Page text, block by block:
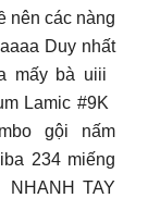
nên các nàng
Duy nhất
mấy bà uiii
Lamic #9K
gội nấm
234 miếng
NHANH TAY